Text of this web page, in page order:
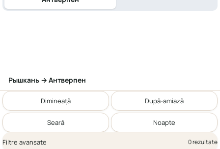
Рышкань → Антверпен
Dimineață După-amiază
Seară Noapte
Filtre avansate 0 rezultate